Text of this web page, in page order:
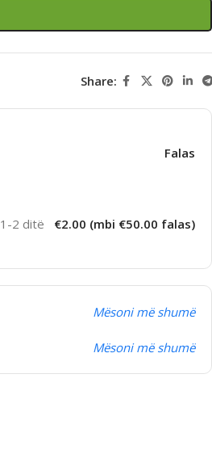
Share:
Falas
1-2 ditë €2.00 (mbi €50.00 falas)
Mësoni më shumë
Mësoni më shumë